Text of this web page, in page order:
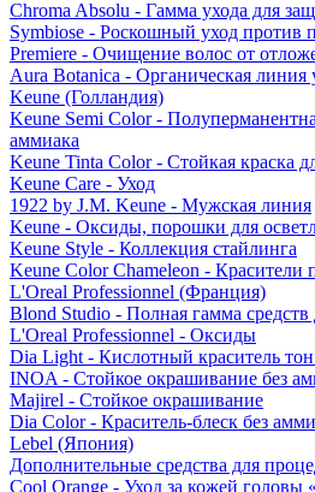
Chroma Absolu - Гамма ухода для
Symbiose - Роскошный уход против
Premiere - Очищение волос от
Aura Botanica - Органическая линия
Keune (Голландия)
Keune Semi Color -
аммиака
Keune Tinta Color - Стойкая краска
Keune Care - Уход
1922 by J.M. Keune - Мужская линия
Keune - Оксиды, порошки для
Keune Style - Коллекция стайлинга
Keune Color Chameleon - Красители
L'Oreal Professionnel (Франция)
Blond Studio - Полная гамма
L'Oreal Professionnel - Оксиды
Dia Light - Кислотный краситель
INOA - Стойкое окрашивание без
Majirel - Стойкое окрашивание
Dia Color - Краситель-блеск без
Lebel (Япония)
Дополнительные средства для
Cool Orange - Уход за кожей головы